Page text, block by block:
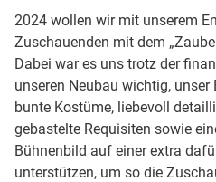
2024 wollen wir mit unserem
Zuschauenden mit dem
Dabei war es uns trotz der
unseren Neubau wichtig, unser
bunte Kostüme, liebevoll
gebastelte Requisiten sowie
Bühnenbild auf einer extra
unterstützen, um so die